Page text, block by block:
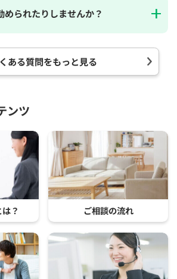
められたりしませんか？
ある質問をもっと見る
ンツ
？ ご相談の流れ